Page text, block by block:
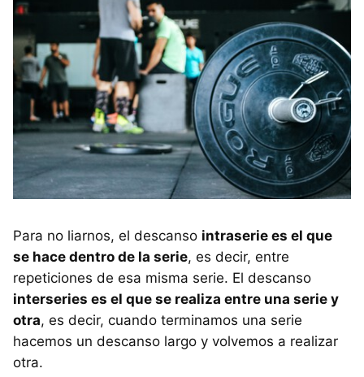
Para no liarnos, el descanso intraserie es el que
se hace dentro de la serie, es decir, entre
repeticiones de esa misma serie. El descanso
interseries es el que se realiza entre una serie y
otra, es decir, cuando terminamos una serie
hacemos un descanso largo y volvemos a realizar
otra.